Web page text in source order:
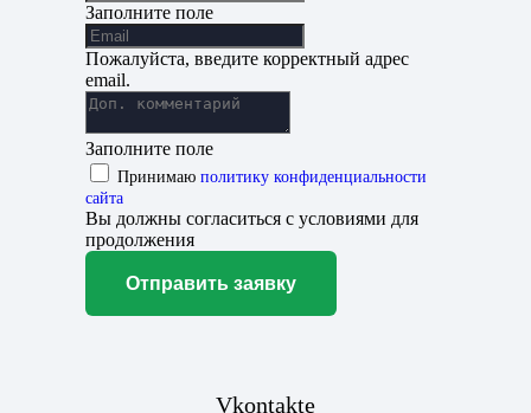
Заполните поле
Пожалуйста, введите корректный адрес
email.
Заполните поле
Принимаю политику конфиденциальности
сайта
Вы должны согласиться с условиями для
продолжения
Отправить заявку
Vkontakte